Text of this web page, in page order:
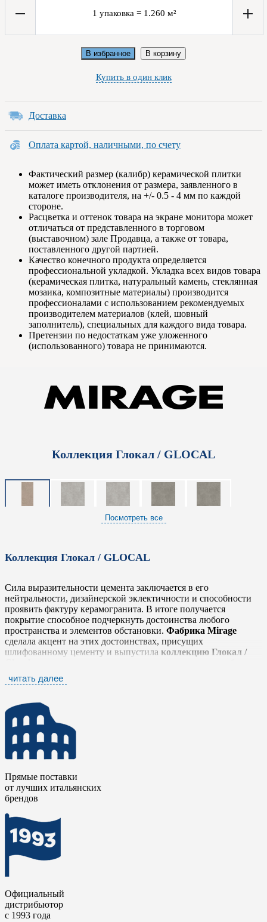
1 упаковка = 1.260 м²
В избранное В корзину
Купить в один клик
Доставка
Оплата картой, наличными, по счету
Фактический размер (калибр) керамической плитки
может иметь отклонения от размера, заявленного в
каталоге производителя, на +/- 0.5 - 4 мм по каждой
стороне.
Расцветка и оттенок товара на экране монитора может
отличаться от представленного в торговом
(выставочном) зале Продавца, а также от товара,
поставленного другой партией.
Качество конечного продукта определяется
профессиональной укладкой. Укладка всех видов товара
(керамическая плитка, натуральный камень, стеклянная
мозаика, композитные материалы) производится
профессионалами с использованием рекомендуемых
производителем материалов (клей, шовный
заполнитель), специальных для каждого вида товара.
Претензии по недостаткам уже уложенного
(использованного) товара не принимаются.
Коллекция Глокал / GLOCAL
Посмотреть все
Коллекция Глокал / GLOCAL
Сила выразительности цемента заключается в его
нейтральности, дизайнерской эклектичности и способности
проявить фактуру керамогранита. В итоге получается
покрытие способное подчеркнуть достоинства любого
пространства и элементов обстановки. Фабрика Mirage
сделала акцент на этих достоинствах, присущих
шлифованному цементу и выпустила коллекцию Глокал /
наиболее оригинальном облике, не забывая о тщательной
Коллекция Глокал / Glocal
нейтральными тонами от белого до антрацита, которые
прекрасно сочетаются между собой. Серия дополнена яркими
элементами в стиле «Печворк» и стилизованными
мозаичными плашками в виде вытянутых ромбов. Такое
разнообразие позволяет комбинировать плитку с другими
коллекциямифабрики Mirage
выразительными дизайнерские и интерьерные решения.
читать далее
Прямые поставки
от лучших итальянских
брендов
Официальный
дистрибьютор
с 1993 года